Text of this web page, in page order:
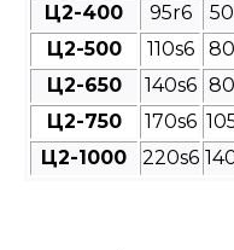
Ц2-400
95r6 50
Ц2-500
110s6 80
Ц2-650
140s6 80
Ц2-750
170s6
Ц2-1000
220s6